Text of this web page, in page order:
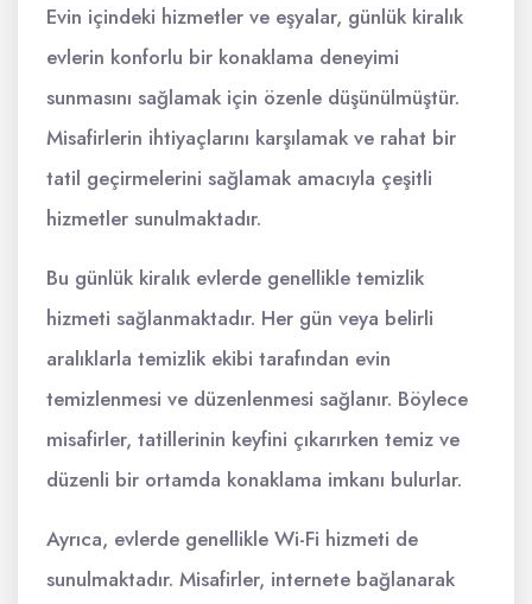
Evin içindeki hizmetler ve eşyalar, günlük kiralık
evlerin konforlu bir konaklama deneyimi
sunmasını sağlamak için özenle düşünülmüştür.
Misafirlerin ihtiyaçlarını karşılamak ve rahat bir
tatil geçirmelerini sağlamak amacıyla çeşitli
hizmetler sunulmaktadır.
Bu günlük kiralık evlerde genellikle temizlik
hizmeti sağlanmaktadır. Her gün veya belirli
aralıklarla temizlik ekibi tarafından evin
temizlenmesi ve düzenlenmesi sağlanır. Böylece
misafirler, tatillerinin keyfini çıkarırken temiz ve
düzenli bir ortamda konaklama imkanı bulurlar.
Ayrıca, evlerde genellikle Wi-Fi hizmeti de
sunulmaktadır. Misafirler, internete bağlanarak